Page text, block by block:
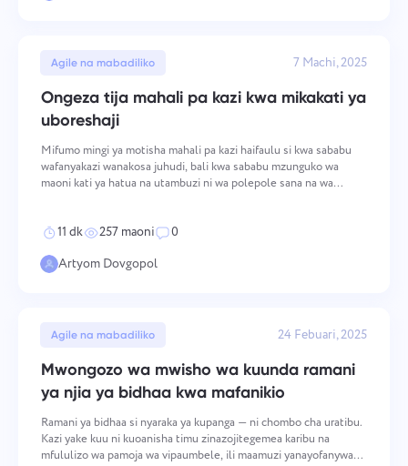
Agile na mabadiliko 7 Machi, 2025
Ongeza tija mahali pa kazi kwa mikakati ya
uboreshaji
Mifumo mingi ya motisha mahali pa kazi haifaulu si kwa sababu
wafanyakazi wanakosa juhudi, bali kwa sababu mzunguko wa
maoni kati ya hatua na utambuzi ni wa polepole sana na wa
11 dk 257 maoni
0
Artyom Dovgopol
Agile na mabadiliko 24 Febuari, 2025
Mwongozo wa mwisho wa kuunda ramani
ya njia ya bidhaa kwa mafanikio
Ramani ya bidhaa si nyaraka ya kupanga — ni chombo cha uratibu.
Kazi yake kuu ni kuoanisha timu zinazojitegemea karibu na
mfululizo wa pamoja wa vipaumbele, ili maamuzi yanayofanywa